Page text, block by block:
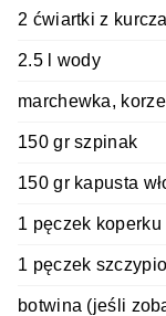
2 ćwiartki z
2.5 l wody
marchewka,
150 gr szpinak
150 gr kapusta
1 pęczek koperku
1 pęczek
botwina (jeśli